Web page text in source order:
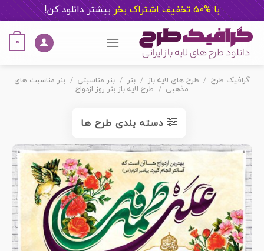
با %50 تخفیف اشتراک بخر بیشتر دانلود کن!
content
0
گرافیک طرح / طرح های لایه باز / بنر / بنر مناسبتی / بنر مناسبت های
مذهبی / طرح لایه باز بنر روز ازدواج
دسته بندی طرح ها